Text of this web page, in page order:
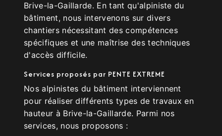
Brive-la-Gaillarde. En tant qu'alpiniste du
bâtiment, nous intervenons sur divers
chantiers nécessitant des compétences
spécifiques et une maîtrise des techniques
d'accès difficile.
Services proposés par PENTE EXTREME
Nos alpinistes du bâtiment interviennent
pour réaliser différents types de travaux en
hauteur à Brive-la-Gaillarde. Parmi nos
services, nous proposons :